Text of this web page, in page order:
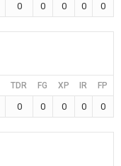
0 0 0 0 0
TDR FG XP IR FP
0 0 0 0 0